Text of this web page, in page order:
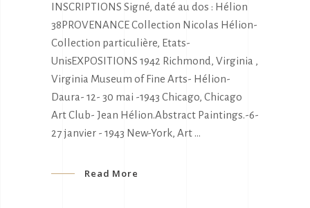
INSCRIPTIONS Signé, daté au dos : Hélion
38PROVENANCE Collection Nicolas Hélion-
Collection particulière, Etats-
UnisEXPOSITIONS 1942 Richmond, Virginia ,
Virginia Museum of Fine Arts- Hélion-
Daura- 12- 30 mai -1943 Chicago, Chicago
Art Club- Jean Hélion.Abstract Paintings.-6-
27 janvier - 1943 New-York, Art
Read More